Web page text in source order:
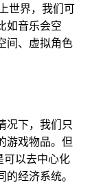
世界，我们可
如音乐会空
间、虚拟角色
况下，我们只
游戏物品。但
可以去中心化
经济系统。